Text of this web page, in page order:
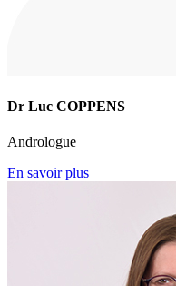
Dr Luc COPPENS
Andrologue
En savoir plus